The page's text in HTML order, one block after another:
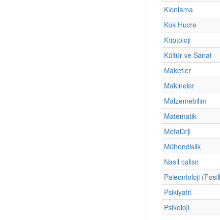
Klonlama
Kok Hucre
Kriptoloji
Kültür ve Sanat
Maketler
Makineler
Malzemebilim
Matematik
Metalürji
Mühendislik
Nasil calisir
Paleontoloji
Psikiyatri
Psikoloji